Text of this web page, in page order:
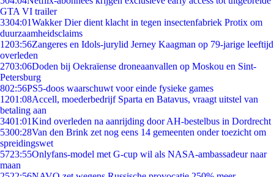
GTA VI trailer
3304:01Wakker Dier dient klacht in tegen insectenfabriek Protix om
duurzaamheidsclaims
1203:56Zangeres en Idols-jurylid Jerney Kaagman op 79-jarige leeftijd
overleden
2703:06Doden bij Oekraïense droneaanvallen op Moskou en Sint-
Petersburg
802:56PS5-doos waarschuwt voor einde fysieke games
1201:08Accell, moederbedrijf Sparta en Batavus, vraagt uitstel van
betaling aan
3401:01Kind overleden na aanrijding door AH-bestelbus in Dordrecht
5300:28Van den Brink zet nog eens 14 gemeenten onder toezicht om
spreidingswet
5723:55Onlyfans-model met G-cup wil als NASA-ambassadeur naar
maan